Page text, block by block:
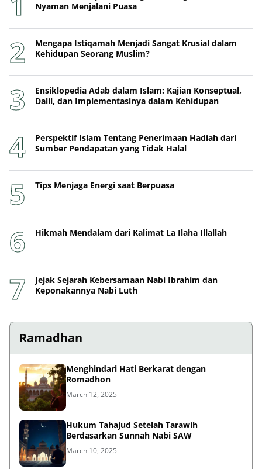
Nyaman Menjalani Puasa
Mengapa Istiqamah Menjadi Sangat Krusial dalam
Kehidupan Seorang Muslim?
Ensiklopedia Adab dalam Islam: Kajian Konseptual,
Dalil, dan Implementasinya dalam Kehidupan
Perspektif Islam Tentang Penerimaan Hadiah dari
Sumber Pendapatan yang Tidak Halal
Tips Menjaga Energi saat Berpuasa
Hikmah Mendalam dari Kalimat La Ilaha Illallah
Jejak Sejarah Kebersamaan Nabi Ibrahim dan
Keponakannya Nabi Luth
Ramadhan
Menghindari Hati Berkarat dengan
Romadhon
March 12, 2025
Hukum Tahajud Setelah Tarawih
Berdasarkan Sunnah Nabi SAW
March 10, 2025